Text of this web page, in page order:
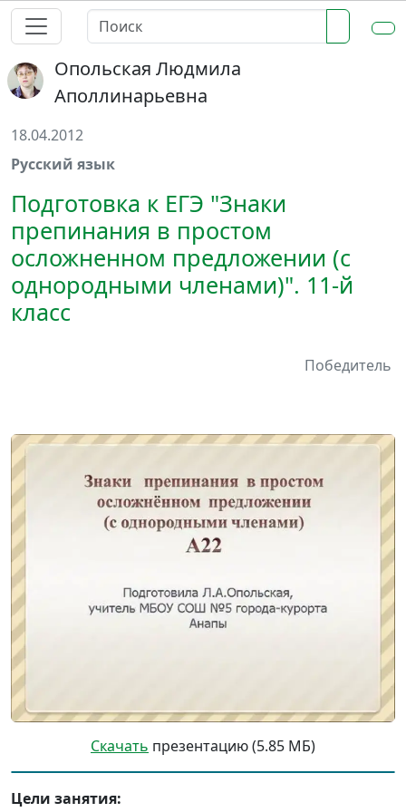
Опольская Людмила
Аполлинарьевна
18.04.2012
Русский язык
Подготовка к ЕГЭ "Знаки
препинания в простом
осложненном предложении (с
однородными членами)". 11-й
класс
Победитель
Скачать презентацию (5.85 МБ)
Цели занятия: